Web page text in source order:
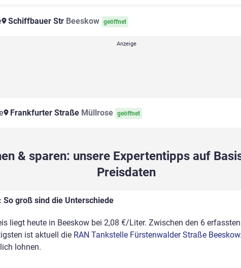
Schiffbauer Str Beeskow geöffnet
Frankfurter Straße Müllrose geöffnet
& sparen: unsere Expertentipps auf
Preisdaten
So groß sind die Unterschiede
liegt heute in Beeskow bei 2,08 €/Liter. Zwischen den 6
ist aktuell die RAN Tankstelle Fürstenwalder Straße Beeskow
lohnen.